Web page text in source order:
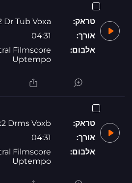
טראק:
Dr Tub Voxa
אורך:
04:31
אלבום:
Filmscore
Uptempo
טראק:
Drms Voxb
אורך:
04:31
אלבום:
Filmscore
Uptempo